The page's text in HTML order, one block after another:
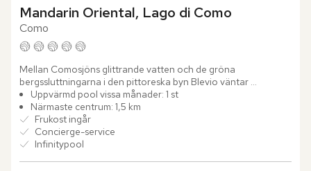
Mandarin Oriental, Lago di Como
Como
Mellan Comosjöns glittrande vatten och de gröna
bergssluttningarna i den pittoreska byn Blevio väntar
Mandarin Oriental, Lago di Como. Bara några minuter från
Como reser sig den...
Uppvärmd pool vissa månader: 1 st
Närmaste centrum: 1,5 km
Frukost ingår
Concierge-service
Infinitypool